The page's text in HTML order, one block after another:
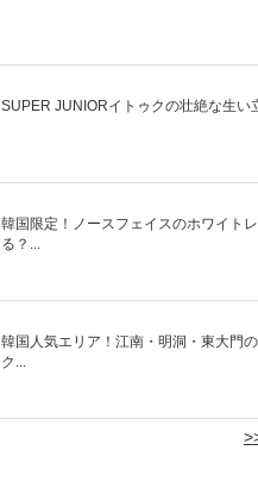
SUPER JUNIORイトゥクの壮絶な生い
韓国限定！ノースフェイスのホワイト
る？...
韓国人気エリア！江南・明洞・東大門
ク...